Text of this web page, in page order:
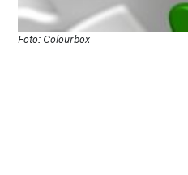
Foto: Colourbox